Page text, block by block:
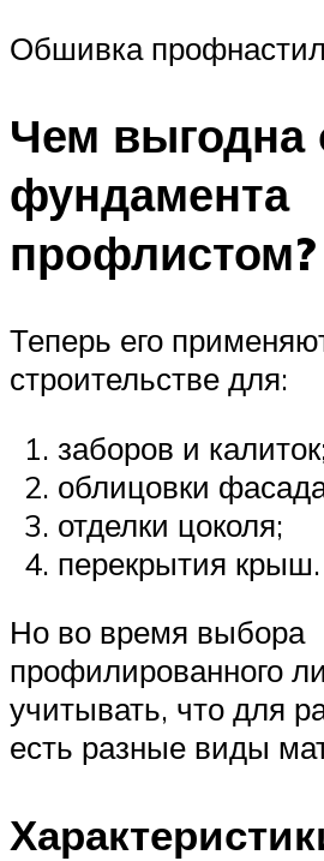
Обшивка
Чем выгодна
фундамента
профлистом?
Теперь его
строительстве для:
заборов и
облицовки
отделки цоколя;
перекрытия крыш.
Но во время выбора
профилированного
учитывать, что для
есть разные виды